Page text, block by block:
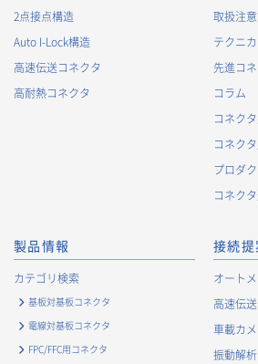
2点接点構造
Auto I-Lock構造
高速伝送コネクタ
高耐熱コネクタ
取扱注
テクニ
先進コ
コラム
コネク
コネク
プロダ
コネク
製品情報
カテゴリ検索
基板対基板コネクタ
電線対基板コネクタ
FPC/FFC用コネクタ
接続提
オート
高速伝
車載カ
振動解